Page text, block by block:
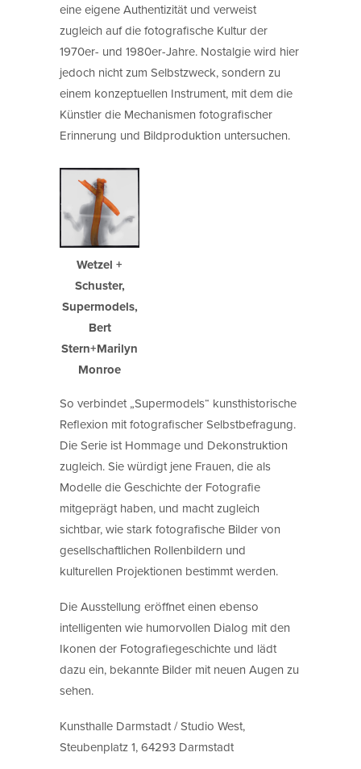
eine eigene Authentizität und verweist
zugleich auf die fotografische Kultur der
1970er- und 1980er-Jahre. Nostalgie wird hier
jedoch nicht zum Selbstzweck, sondern zu
einem konzeptuellen Instrument, mit dem die
Künstler die Mechanismen fotografischer
Erinnerung und Bildproduktion untersuchen.
Wetzel +
Schuster,
Supermodels,
Bert
Stern+Marilyn
Monroe
So verbindet „Supermodels“ kunsthistorische
Reflexion mit fotografischer Selbstbefragung.
Die Serie ist Hommage und Dekonstruktion
zugleich. Sie würdigt jene Frauen, die als
Modelle die Geschichte der Fotografie
mitgeprägt haben, und macht zugleich
sichtbar, wie stark fotografische Bilder von
gesellschaftlichen Rollenbildern und
kulturellen Projektionen bestimmt werden.
Die Ausstellung eröffnet einen ebenso
intelligenten wie humorvollen Dialog mit den
Ikonen der Fotografiegeschichte und lädt
dazu ein, bekannte Bilder mit neuen Augen zu
sehen.
Kunsthalle Darmstadt / Studio West,
Steubenplatz 1, 64293 Darmstadt